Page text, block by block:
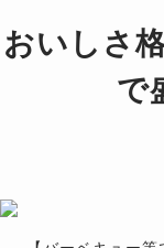
おいしさ
で